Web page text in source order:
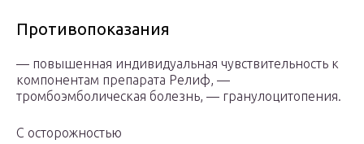
Противопоказания
— повышенная индивидуальная чувствительность к
компонентам препарата Релиф, —
тромбоэмболическая болезнь, — гранулоцитопения.
С осторожностью